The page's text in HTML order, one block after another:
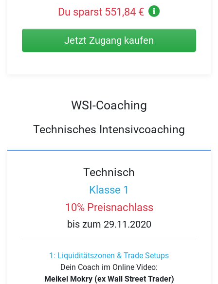
Du sparst 551,84 €
Jetzt Zugang kaufen
WSI-Coaching
Technisches Intensivcoaching
Technisch
Klasse 1
10% Preisnachlass
bis zum 29.11.2020
1: Liquiditätszonen & Trade Setups
Dein Coach im Online Video:
Meikel Mokry (ex Wall Street Trader)